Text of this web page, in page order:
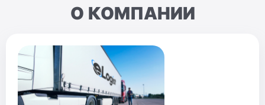
О КОМПАНИИ